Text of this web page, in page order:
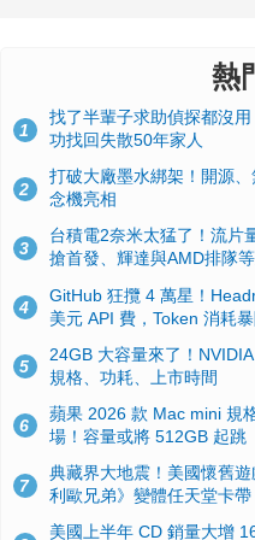
熱
1
找了半輩子求助偵探都沒
功找回失散50年家人
2
打破大廠墨水綁架！開源
念機亮相
3
台積電2奈米太猛了！流片
搶首發、輝達與AMD排隊
4
GitHub 狂攬 4 萬星！
美元 API 費，Token 消耗
5
24GB 大容量來了！
規格、功耗、上市時間
6
蘋果 2026 款 Mac mini 規
場！容量或將 512GB 起跳
7
典藏界大地震！美國懷舊
利歐兄弟》變體任天堂卡帶
美國上半年 CD 銷量大增